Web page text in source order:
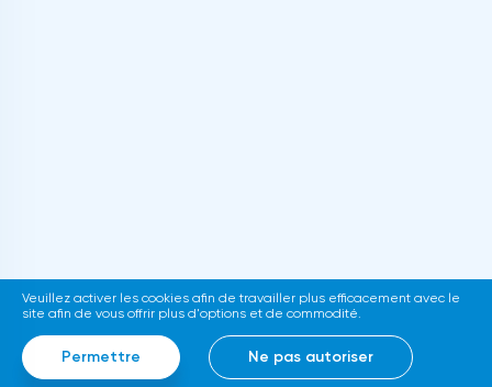
Veuillez activer les cookies afin de travailler plus efficacement avec le
site afin de vous offrir plus d'options et de commodité.
Permettre Ne pas autoriser